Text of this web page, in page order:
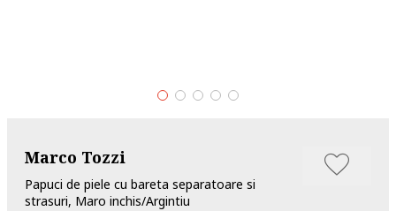
Marco Tozzi
Papuci de piele cu bareta separatoare si
strasuri, Maro inchis/Argintiu